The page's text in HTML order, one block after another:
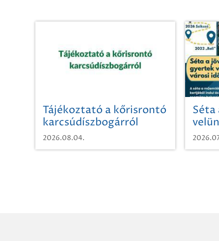
Tájékoztató a kőrisrontó
karcsúdíszbogárról
2026.08.04.
Séta